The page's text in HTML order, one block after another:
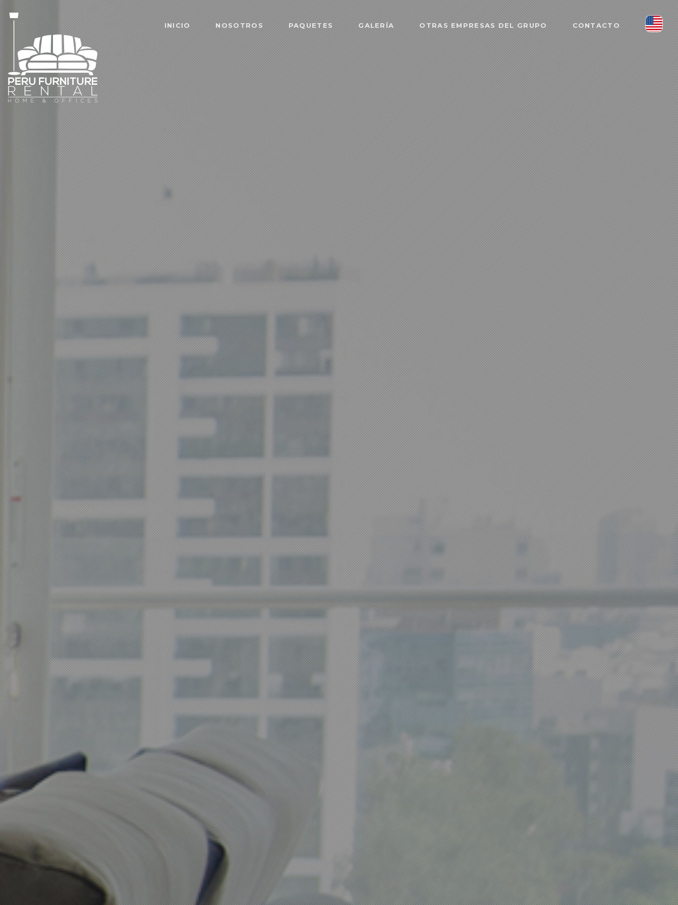
INICIO NOSOTROS PAQUETES GALERÍA OTRAS EMPRESAS DEL GRUPO CONTACTO